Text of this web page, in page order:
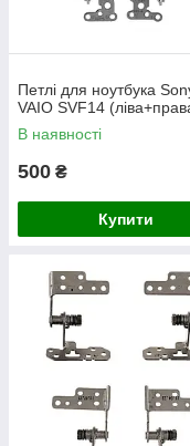
Петлі для ноутбука
VAIO SVF14
В наявності
500 ₴
Купити